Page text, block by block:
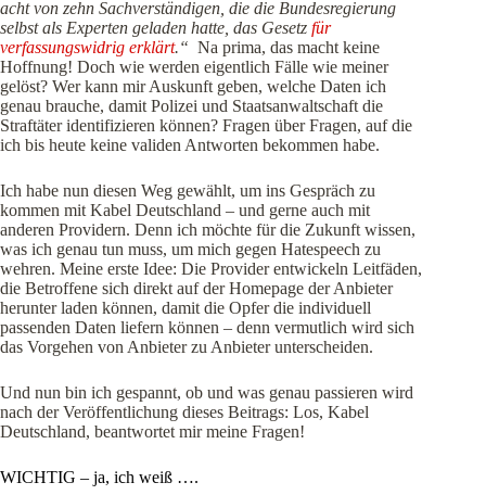
acht von zehn Sachverständigen, die die Bundesregierung
selbst als Experten geladen hatte, das Gesetz für
verfassungswidrig erklärt.“ Na prima, das macht keine
Hoffnung! Doch wie werden eigentlich Fälle wie meiner
gelöst? Wer kann mir Auskunft geben, welche Daten ich
genau brauche, damit Polizei und Staatsanwaltschaft die
Straftäter identifizieren können? Fragen über Fragen, auf die
ich bis heute keine validen Antworten bekommen habe.
Ich habe nun diesen Weg gewählt, um ins Gespräch zu
kommen mit Kabel Deutschland – und gerne auch mit
anderen Providern. Denn ich möchte für die Zukunft wissen,
was ich genau tun muss, um mich gegen Hatespeech zu
wehren. Meine erste Idee: Die Provider entwickeln Leitfäden,
die Betroffene sich direkt auf der Homepage der Anbieter
herunter laden können, damit die Opfer die individuell
passenden Daten liefern können – denn vermutlich wird sich
das Vorgehen von Anbieter zu Anbieter unterscheiden.
Und nun bin ich gespannt, ob und was genau passieren wird
nach der Veröffentlichung dieses Beitrags: Los, Kabel
Deutschland, beantwortet mir meine Fragen!
WICHTIG – ja, ich weiß ….